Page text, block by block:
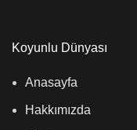
Koyunlu Dünyası
Anasayfa
Hakkımızda